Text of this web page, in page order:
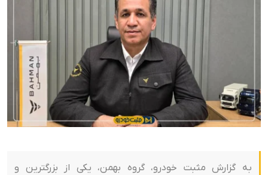
به گزارش مثبت خودرو، گروه بهمن، یکی از بزرگترین و